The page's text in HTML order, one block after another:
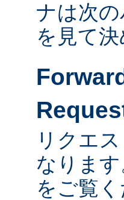
ナは次
を見て決
リクエ
なりま
をご覧く